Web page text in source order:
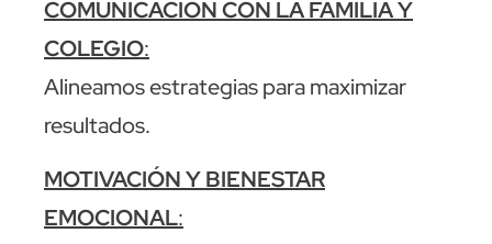
COMUNICACIÓN CON LA FAMILIA Y
COLEGIO:
Alineamos estrategias para maximizar
resultados.
MOTIVACIÓN Y BIENESTAR
EMOCIONAL: